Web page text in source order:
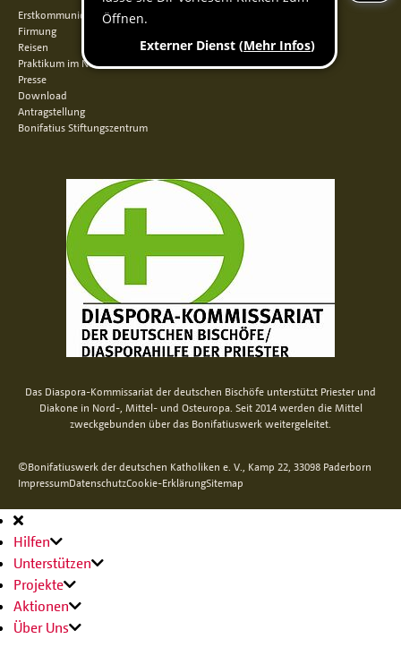
Erstkommunion
Firmung
Reisen
Praktikum im Norden
Presse
Download
Antragstellung
Bonifatius Stiftungszentrum
Das Diaspora-Kommissariat der deutschen Bischöfe unterstützt Priester und
Diakone in Nord-, Mittel- und Osteuropa. Seit 2014 werden die Mittel
zweckgebunden über das Bonifatiuswerk weitergeleitet.
©Bonifatiuswerk der deutschen Katholiken e. V., Kamp 22, 33098 Paderborn
ImpressumDatenschutzCookie-ErklärungSitemap
Hauptnavigation
Hilfen
Unterstützen
Projekte
Aktionen
Über Uns